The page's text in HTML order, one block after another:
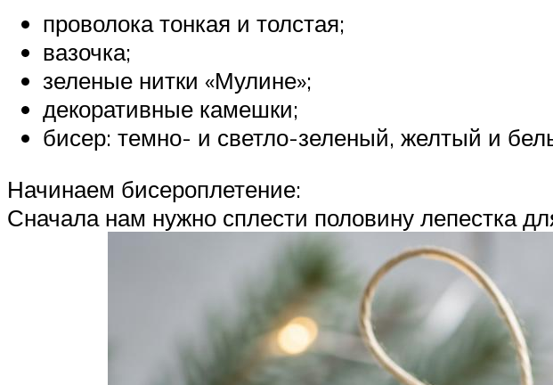
проволока тонкая и толстая;
вазочка;
зеленые нитки «Мулине»;
декоративные камешки;
бисер: темно- и светло-зеленый, желтый и
Начинаем бисероплетение:
Сначала нам нужно сплести половину лепестка